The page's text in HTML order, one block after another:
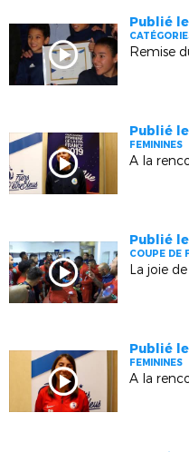
Publié
Publié
FEMININES
Publié
COUPE DE
Publié
FEMININES